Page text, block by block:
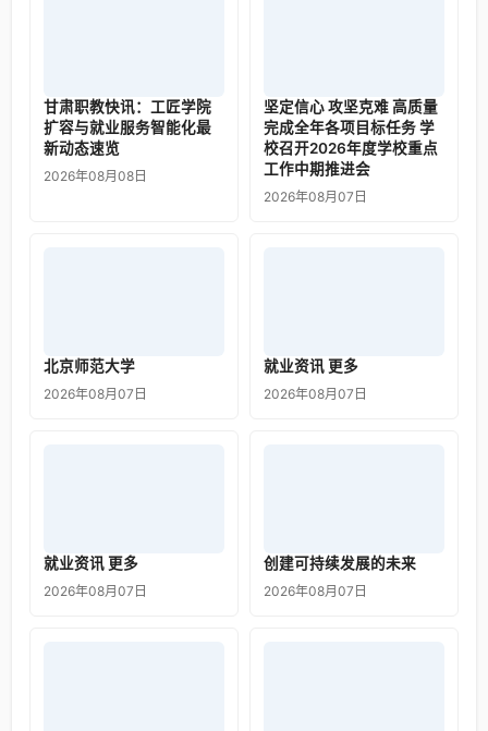
甘肃职教快讯：工匠学院
扩容与就业服务智能化最
新动态速览
2026年08月08日
坚定信心 攻坚克难 高质量
完成全年各项目标任务 学
校召开2026年度学校重点
工作中期推进会
2026年08月07日
北京师范大学
2026年08月07日
就业资讯 更多
2026年08月07日
就业资讯 更多
2026年08月07日
创建可持续发展的未来
2026年08月07日